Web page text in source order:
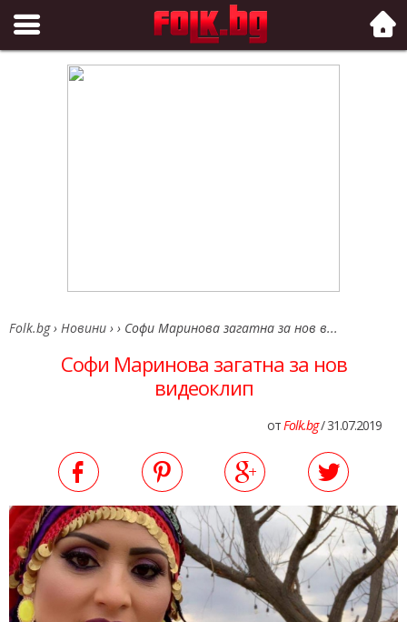
Folk.bg
Folk.bg › Новини › › Софи Маринова загатна за нов в...
Софи Маринова загатна за нов
видеоклип
отFolk.bg/ 31.07.2019